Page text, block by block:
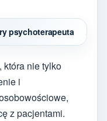
psychoterapeuta
która nie tylko
i
z pacjentami.